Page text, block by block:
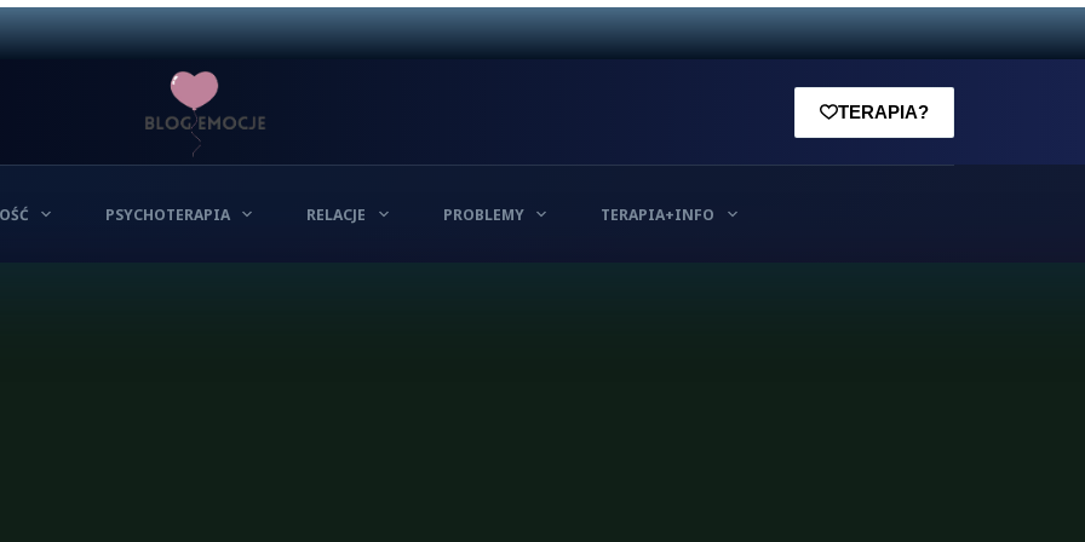
TERAPIA?
PSYCHOTERAPIA RELACJE PROBLEMY TERAPIA+INFO